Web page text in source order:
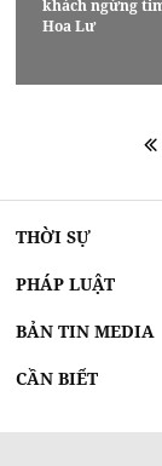
khách ngừng
Hoa Lư
THỜI SỰ
PHÁP LUẬT
BẢN TIN MEDIA
CẦN BIẾT